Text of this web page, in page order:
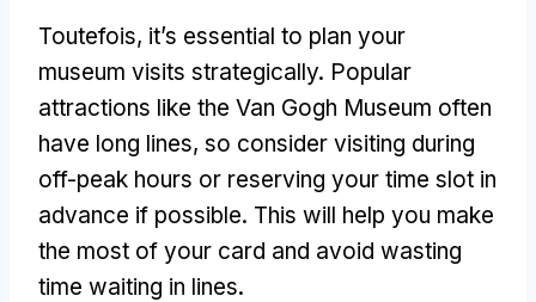
Toutefois, it’s essential to plan your
museum visits strategically. Popular
attractions like the Van Gogh Museum often
have long lines, so consider visiting during
off-peak hours or reserving your time slot in
advance if possible. This will help you make
the most of your card and avoid wasting
time waiting in lines.